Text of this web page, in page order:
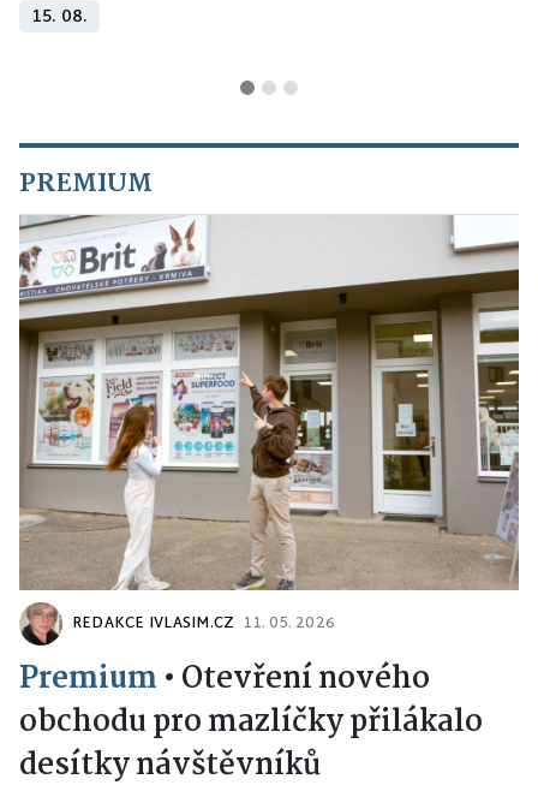
15. 08.
PREMIUM
REDAKCE IVLASIM.CZ 11. 05. 2026
Premium • Otevření nového
obchodu pro mazlíčky přilákalo
desítky návštěvníků